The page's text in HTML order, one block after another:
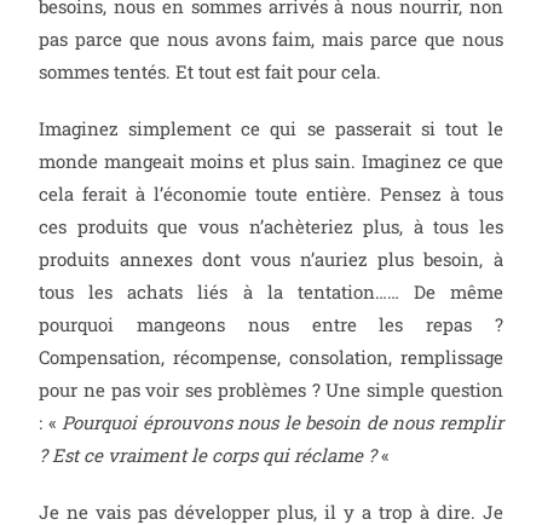
besoins, nous en sommes arrivés à nous nourrir, non
pas parce que nous avons faim, mais parce que nous
sommes tentés. Et tout est fait pour cela.
Imaginez simplement ce qui se passerait si tout le
monde mangeait moins et plus sain. Imaginez ce que
cela ferait à l’économie toute entière. Pensez à tous
ces produits que vous n’achèteriez plus, à tous les
produits annexes dont vous n’auriez plus besoin, à
tous les achats liés à la tentation…… De même
pourquoi mangeons nous entre les repas ?
Compensation, récompense, consolation, remplissage
pour ne pas voir ses problèmes ? Une simple question
: «Pourquoi éprouvons nous le besoin de nous remplir
? Est ce vraiment le corps qui réclame ?«
Je ne vais pas développer plus, il y a trop à dire. Je